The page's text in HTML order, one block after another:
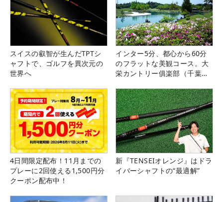
スイスの叡智が生んだTPTシ
ャフトで、ゴルフを異次元の
世界へ
インター5分、都心から60分
のフラットな美観コース。大
栄カントリー俱楽部（千葉
4日間限定配布！11月までの
プレーに2回使える1,500円分
クーポン配布中！
新『TENSEIオレンジ』はドラ
イバーシャフトの“最適解”